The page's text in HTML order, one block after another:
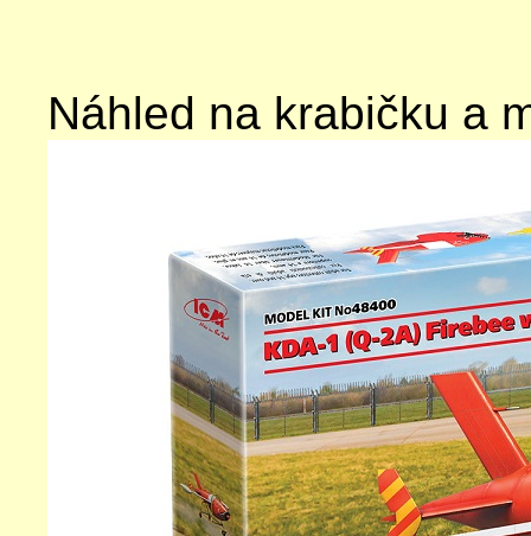
Náhled na krabičku a